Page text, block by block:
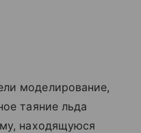
моделирование,
таяние льда
находящуюся